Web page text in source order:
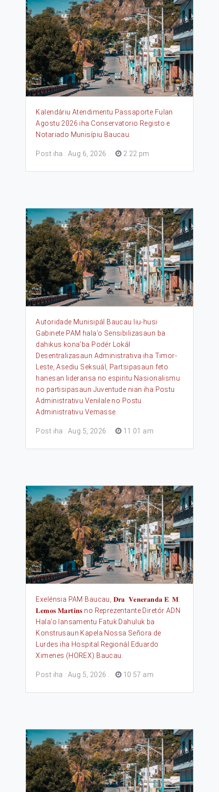
Kalendáriu Atendimentu Passaporte Fulan
Agostu 2026 iha Conservatorio Registo e
Notariado Munisípiu Baucau.
Post iha : Aug 6, 2026 2 22 pm
Autoridade Munisipál Baucau liu-husi
Gabinete PAM hala’o Sensibilizasaun ba
dahikus kona’ba Podér Lokál
Desentralizasaun Administrativa iha Timor-
Leste, Asediu Seksuál, Partsipasaun feto
hanesan lideransa no espiritu Nasionalismu
no partisipasaun Juventude nian iha Postu
Administrativu Venilale no Postu
Administrativu Vemasse.
Post iha : Aug 5, 2026 11 01 am
Exelénsia PAM Baucau, 𝐃𝐫𝐚. 𝐕𝐞𝐧𝐞𝐫𝐚𝐧𝐝𝐚 𝐄. 𝐌.
𝐋𝐞𝐦𝐨𝐬 𝐌𝐚𝐫𝐭𝐢𝐧𝐬 no Reprezentante Diretór ADN
Hala’o lansamentu Fatuk Dahuluk ba
Konstrusaun Kapela Nossa Señora de
Lurdes iha Hospital Regionál Eduardo
Ximenes (HOREX) Baucau.
Post iha : Aug 5, 2026 10 57 am